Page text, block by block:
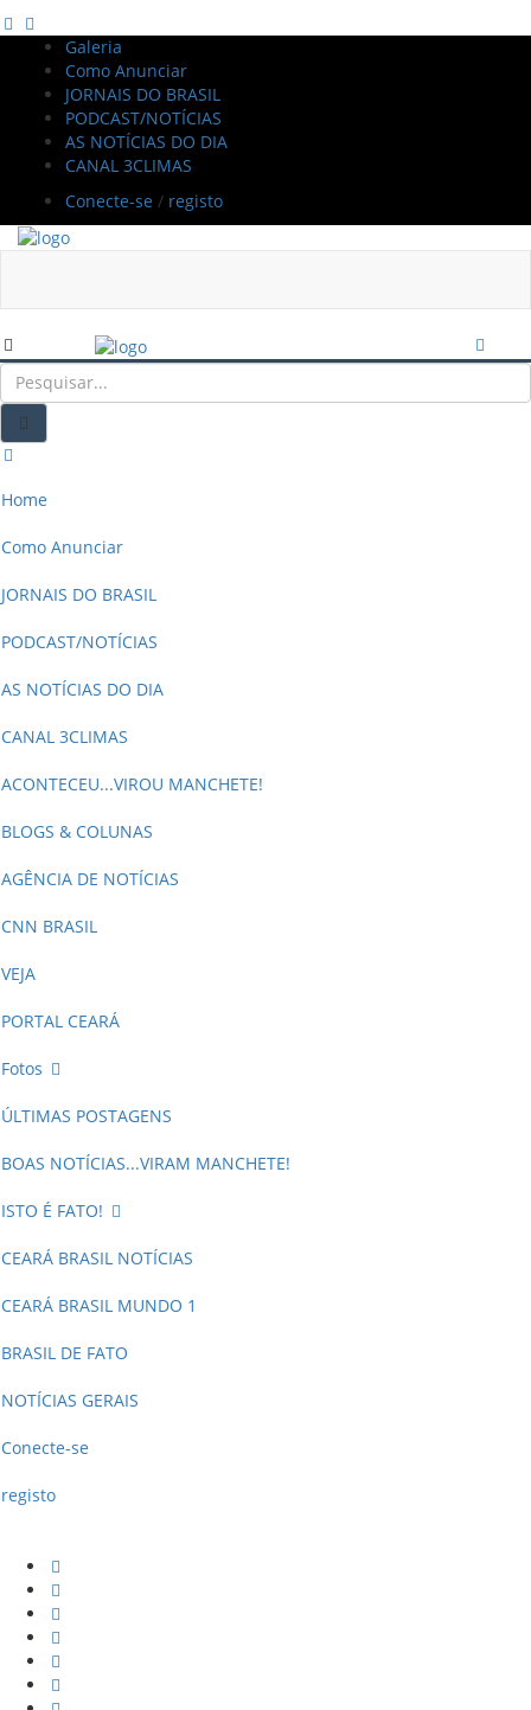
Galeria
Como Anunciar
JORNAIS DO BRASIL
PODCAST/NOTÍCIAS
AS NOTÍCIAS DO DIA
CANAL 3CLIMAS
Conecte-se / registo
Home
Como Anunciar
JORNAIS DO BRASIL
PODCAST/NOTÍCIAS
AS NOTÍCIAS DO DIA
CANAL 3CLIMAS
ACONTECEU...VIROU MANCHETE!
BLOGS & COLUNAS
AGÊNCIA DE NOTÍCIAS
CNN BRASIL
VEJA
PORTAL CEARÁ
Fotos
ÚLTIMAS POSTAGENS
BOAS NOTÍCIAS...VIRAM MANCHETE!
ISTO É FATO!
CEARÁ BRASIL NOTÍCIAS
CEARÁ BRASIL MUNDO 1
BRASIL DE FATO
NOTÍCIAS GERAIS
Conecte-se
registo